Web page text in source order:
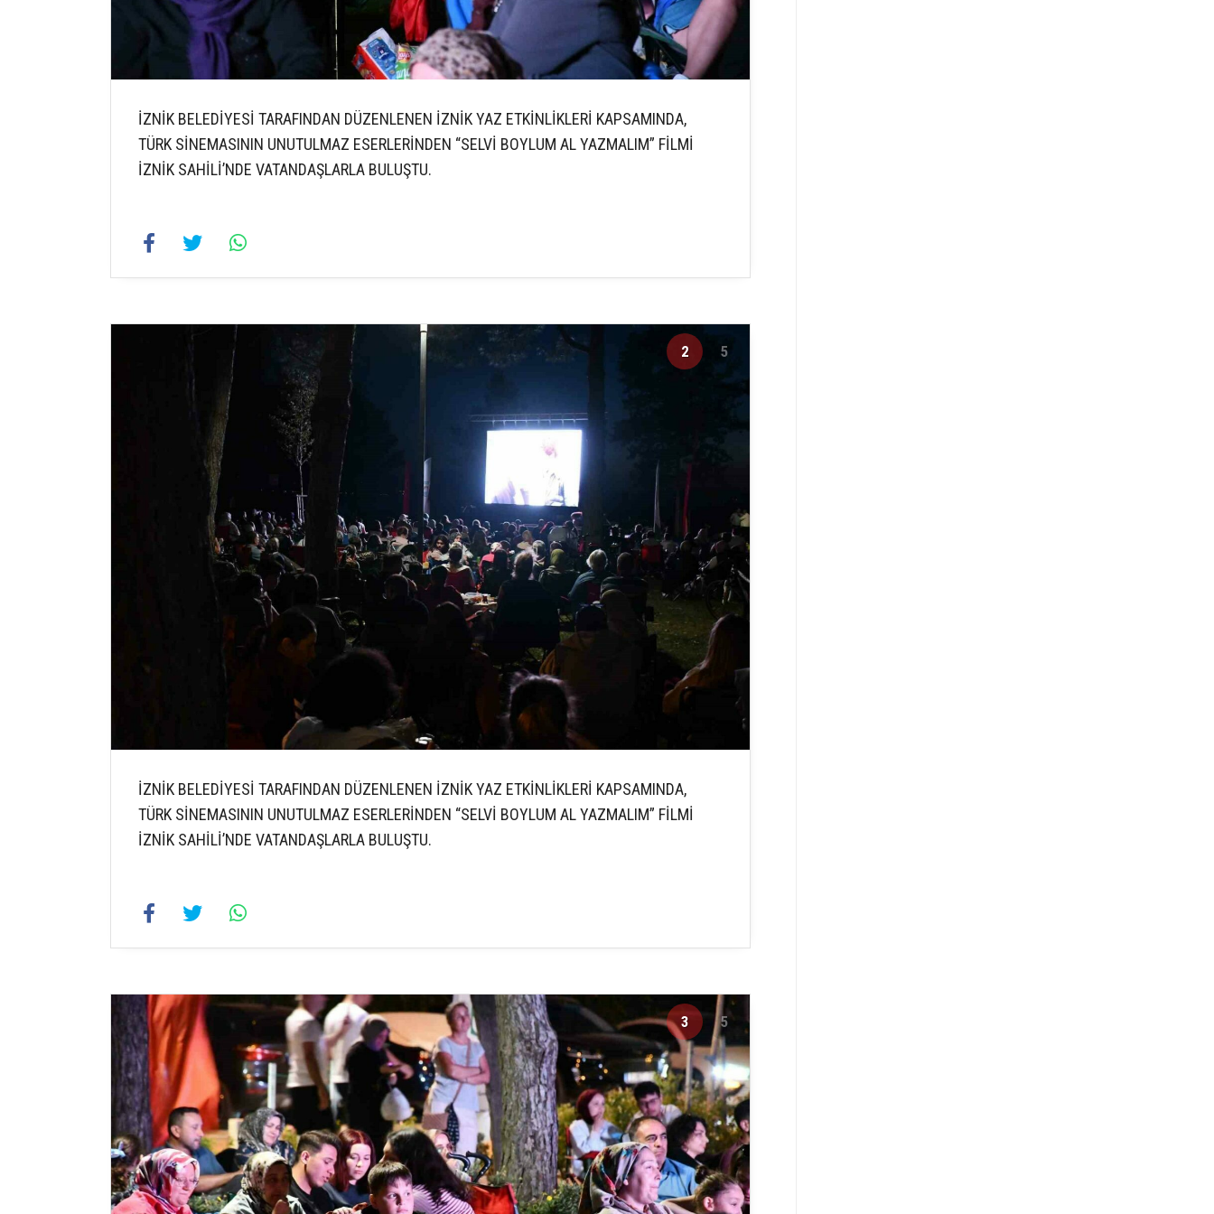
İZNİK BELEDİYESİ TARAFINDAN DÜZENLENEN İZNİK YAZ ETKİNLİKLERİ KAPSAMINDA,
TÜRK SİNEMASININ UNUTULMAZ ESERLERİNDEN “SELVİ BOYLUM AL YAZMALIM” FİLMİ
İZNİK SAHİLİ’NDE VATANDAŞLARLA BULUŞTU.
2 5
İZNİK BELEDİYESİ TARAFINDAN DÜZENLENEN İZNİK YAZ ETKİNLİKLERİ KAPSAMINDA,
TÜRK SİNEMASININ UNUTULMAZ ESERLERİNDEN “SELVİ BOYLUM AL YAZMALIM” FİLMİ
İZNİK SAHİLİ’NDE VATANDAŞLARLA BULUŞTU.
3 5